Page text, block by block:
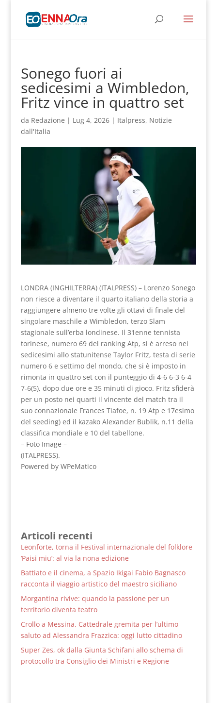
Sonego fuori ai
sedicesimi a Wimbledon,
Fritz vince in quattro set
da Redazione | Lug 4, 2026| Italpress, Notizie
dall'Italia
LONDRA (INGHILTERRA) (ITALPRESS) – Lorenzo Sonego
non riesce a diventare il quarto italiano della storia a
raggiungere almeno tre volte gli ottavi di finale del
singolare maschile a Wimbledon, terzo Slam
stagionale sull’erba londinese. Il 31enne tennista
torinese, numero 69 del ranking Atp, si è arreso nei
sedicesimi allo statunitense Taylor Fritz, testa di serie
numero 6 e settimo del mondo, che si è imposto in
rimonta in quattro set con il punteggio di 4-6 6-3 6-4
7-6(5), dopo due ore e 35 minuti di gioco. Fritz sfiderà
per un posto nei quarti il vincente del match tra il
suo connazionale Frances Tiafoe, n. 19 Atp e 17esimo
del seeding) ed il kazako Alexander Bublik, n.11 della
classifica mondiale e 10 del tabellone.
– Foto Image –
(ITALPRESS).
Powered by WPeMatico
Articoli recenti
Leonforte, torna il Festival internazionale del folklore
‘Paisi miu’: al via la nona edizione
Battiato e il cinema, a Spazio Ikigai Fabio Bagnasco
racconta il viaggio artistico del maestro siciliano
Morgantina rivive: quando la passione per un
territorio diventa teatro
Crollo a Messina, Cattedrale gremita per l’ultimo
saluto ad Alessandra Frazzica: oggi lutto cittadino
Super Zes, ok dalla Giunta Schifani allo schema di
protocollo tra Consiglio dei Ministri e Regione